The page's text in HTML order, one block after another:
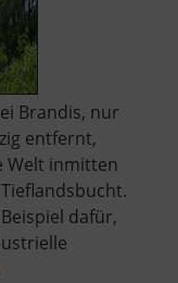
Brandis, nur
entfernt,
Welt inmitten
dafür,